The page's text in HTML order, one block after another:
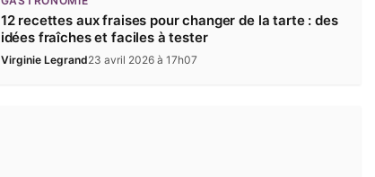
12 recettes aux fraises pour changer de la tarte : des
idées fraîches et faciles à tester
Virginie Legrand23 avril 2026 à 17h07